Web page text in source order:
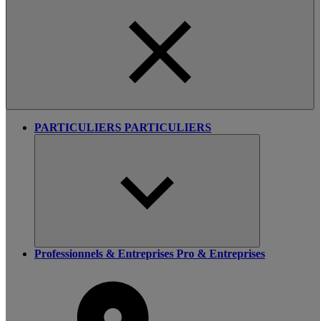
PARTICULIERS PARTICULIERS
Professionnels & Entreprises Pro & Entreprises